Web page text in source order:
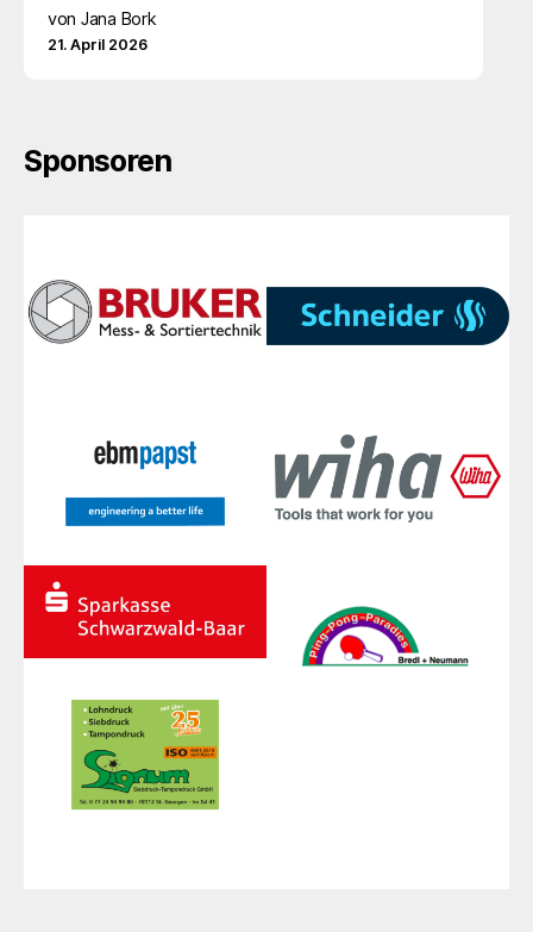
von Jana Bork
21. April 2026
Sponsoren